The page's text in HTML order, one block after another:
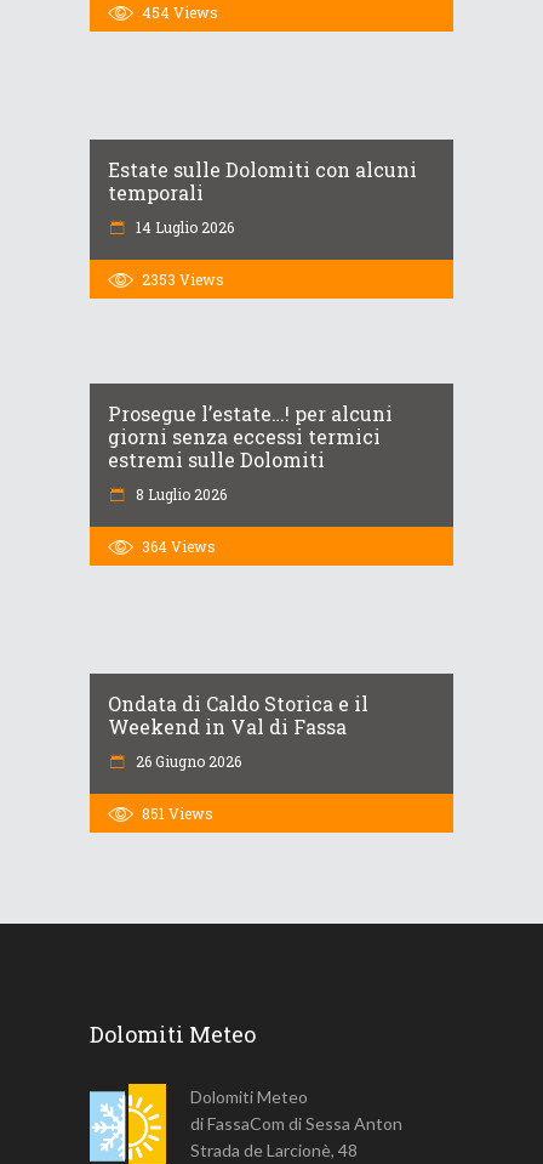
454Views
Estate sulle Dolomiti con alcuni
temporali
14 Luglio 2026
2353 Views
Prosegue l’estate…! per alcuni
giorni senza eccessi termici
estremi sulle Dolomiti
8 Luglio 2026
364Views
Ondata di Caldo Storica e il
Weekend in Val di Fassa
26 Giugno 2026
851 Views
Dolomiti Meteo
Dolomiti Meteo
di FassaCom di Sessa Anton
Strada de Larcionè, 48